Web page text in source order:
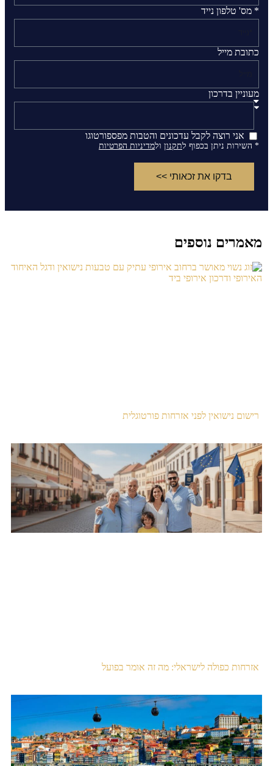
* מס' טלפון נייד
כתובת מייל
מעוניין בדרכון
אני רוצה לקבל עדכונים והטבות מפספורטוגו
* השירות ניתן בכפוף לתקנון ולמדיניות הפרטיות
בדקו את זכאותי >>
מאמרים נוספים
רישום נישואין לפני אזרחות פורטוגלית
אזרחות כפולה לישראלי: מה זה אומר בפועל